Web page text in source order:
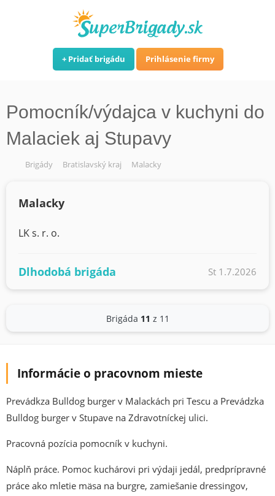
Pridať brigádu Prihlásenie firmy
Pomocník/výdajca v kuchyni do
Malaciek aj Stupavy
Brigády Bratislavský kraj Malacky
Malacky
LK s. r. o.
Dlhodobá brigáda St 1.7.2026
Brigáda 11 z 11
Informácie o pracovnom mieste
Prevádkza Bulldog burger v Malackách pri Tescu a Prevádzka
Bulldog burger v Stupave na Zdravotníckej ulici.
Pracovná pozícia pomocník v kuchyni.
Náplň práce. Pomoc kuchárovi pri výdaji jedál, predprípravné
práce ako mletie mäsa na burgre, zamiešanie dressingov,